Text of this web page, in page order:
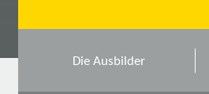
Die Ausbilder